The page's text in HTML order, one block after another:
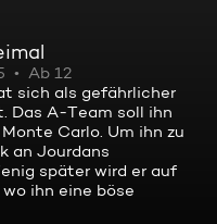
Ab 12
sich als gefährlicher
Das A-Team soll ihn
Carlo. Um ihn zu
an Jourdans
später wird er auf
ihn eine böse